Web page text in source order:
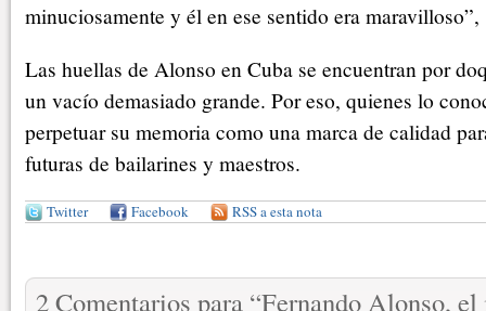
minuciosamente y él en ese sentido era
Las huellas de Alonso en Cuba se encuentran por
un vacío demasiado grande. Por eso, quienes lo
perpetuar su memoria como una marca de calidad
futuras de bailarines y maestros.
Twitter Facebook RSS a esta nota
2 Comentarios para “Fernando Alonso,